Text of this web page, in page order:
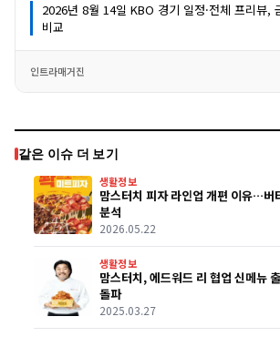
2026년 8월 14일 KBO 경기 일정·전체 프리뷰,
비교
인트라매거진
같은 이슈 더 보기
생활정보
맘스터치 피자 라인업 개편 이유…버
분석
2026.05.22
생활정보
맘스터치, 에드워드 리 협업 신메뉴
돌파
2025.03.27